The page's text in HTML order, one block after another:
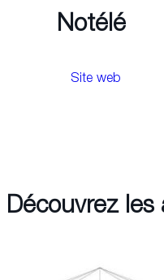
Notélé
Site web
Découvrez